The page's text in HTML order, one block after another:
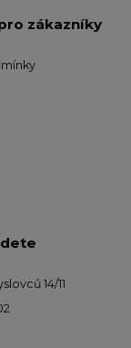
zákazníky
14/11